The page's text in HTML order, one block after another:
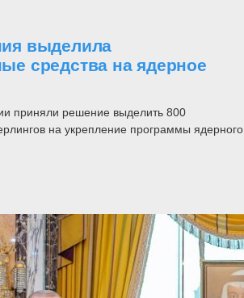
выделила
средства на ядерное
приняли решение выделить 800
на укрепление программы ядерного